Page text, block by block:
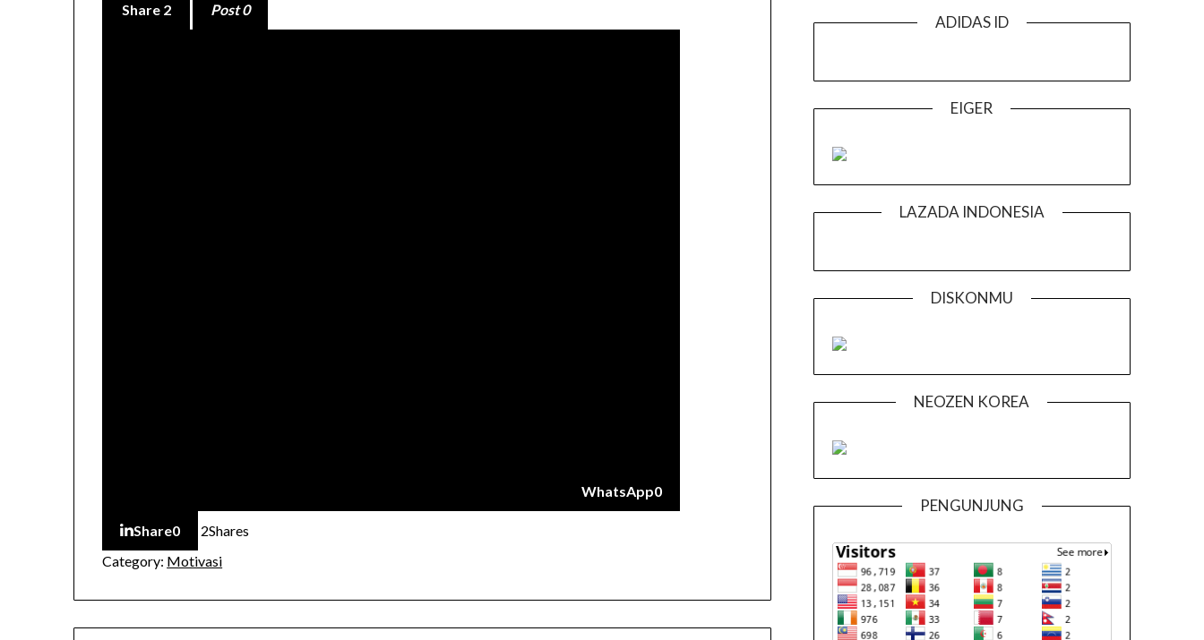
Share 2 Post 0
WhatsApp0
Share0 2Shares
Category: Motivasi
ADIDAS ID
EIGER
LAZADA INDONESIA
DISKONMU
NEOZEN KOREA
PENGUNJUNG